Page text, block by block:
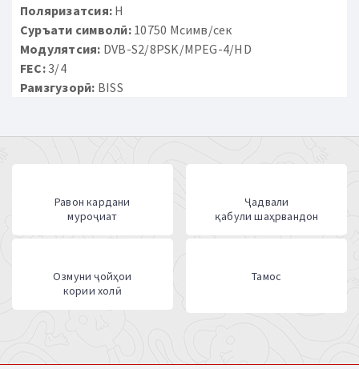
Поляризатсия: H
Суръати символӣ:10750 Мсимв/сек
Модулятсия: DVB-S2/8PSK/MPEG-4/HD
FEC:3/4
Рамзгузорӣ: BISS
Равон кардани
муроҷиат
Ҷадвали
қабули шаҳрвандон
Озмуни ҷойҳои
кории холӣ
Тамос